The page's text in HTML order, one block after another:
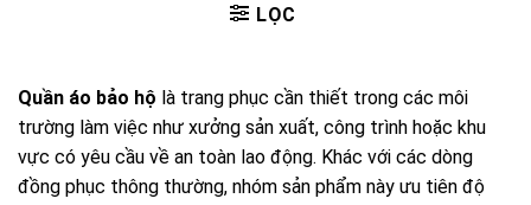
LỌC
Quần áo bảo hộ là trang phục cần thiết trong các môi
trường làm việc như xưởng sản xuất, công trình hoặc khu
vực có yêu cầu về an toàn lao động. Khác với các dòng
đồng phục thông thường, nhóm sản phẩm này ưu tiên độ